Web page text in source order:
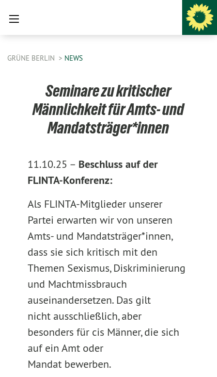
GRÜNE BERLIN NEWS
Seminare zu kritischer
Männlichkeit für Amts- und
Mandatsträger*innen
11.10.25 – Beschluss auf der
FLINTA-Konferenz:
Als FLINTA-Mitglieder unserer
Partei erwarten wir von unseren
Amts- und Mandatsträger*innen,
dass sie sich kritisch mit den
Themen Sexismus, Diskriminierung
und Machtmissbrauch
auseinandersetzen. Das gilt
nicht ausschließlich, aber
besonders für cis Männer, die sich
auf ein Amt oder
Mandat bewerben.